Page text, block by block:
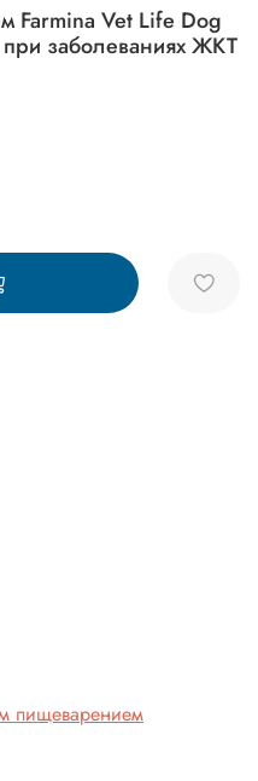
Farmina Vet Life Dog
заболеваниях ЖКТ
пищеварением